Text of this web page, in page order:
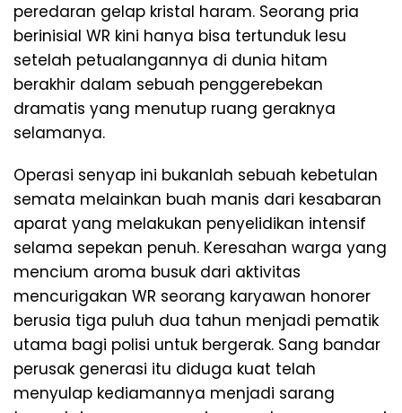
peredaran gelap kristal haram. Seorang pria
berinisial WR kini hanya bisa tertunduk lesu
setelah petualangannya di dunia hitam
berakhir dalam sebuah penggerebekan
dramatis yang menutup ruang geraknya
selamanya.
​Operasi senyap ini bukanlah sebuah kebetulan
semata melainkan buah manis dari kesabaran
aparat yang melakukan penyelidikan intensif
selama sepekan penuh. Keresahan warga yang
mencium aroma busuk dari aktivitas
mencurigakan WR seorang karyawan honorer
berusia tiga puluh dua tahun menjadi pematik
utama bagi polisi untuk bergerak. Sang bandar
perusak generasi itu diduga kuat telah
menyulap kediamannya menjadi sarang